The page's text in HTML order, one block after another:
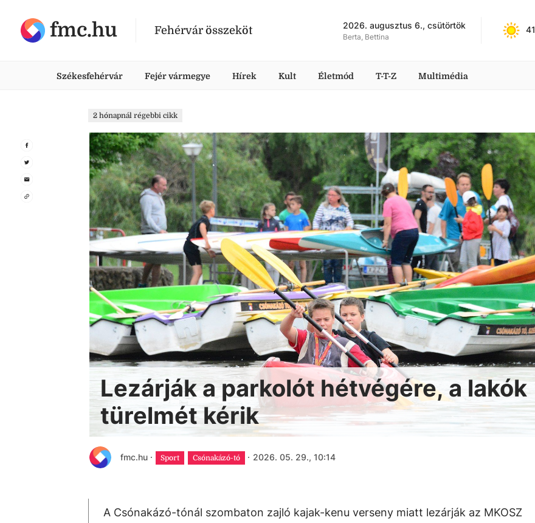
fmc.hu Fehérvár összeköt 2026. augusztus 6., csütörtök
Berta, Bettina
41
Székesfehérvár Fejér vármegye Hírek Kult Életmód T-T-Z Multimédia
2 hónapnál régebbi cikk
Lezárják a parkolót hétvégére, a lakók
türelmét kérik
fmc.hu · Sport Csónakázó-tó · 2026. 05. 29., 10:14
A Csónakázó-tónál szombaton zajló kajak-kenu verseny miatt lezárják az MKOSZ